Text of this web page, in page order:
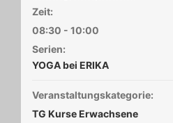
Zeit:
08:30 - 10:00
Serien:
YOGA bei ERIKA
Veranstaltungskategorie:
TG Kurse Erwachsene